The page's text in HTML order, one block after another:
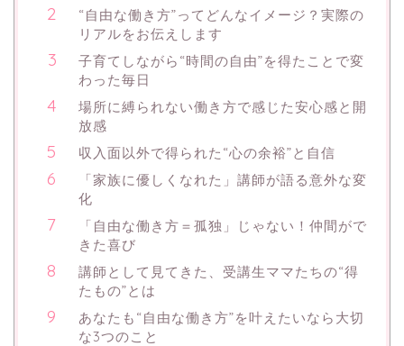
“自由な働き方”ってどんなイメージ？実際の
リアルをお伝えします
子育てしながら“時間の自由”を得たことで変
わった毎日
場所に縛られない働き方で感じた安心感と開
放感
収入面以外で得られた“心の余裕”と自信
「家族に優しくなれた」講師が語る意外な変
化
「自由な働き方＝孤独」じゃない！仲間がで
きた喜び
講師として見てきた、受講生ママたちの“得
たもの”とは
あなたも“自由な働き方”を叶えたいなら大切
な3つのこと